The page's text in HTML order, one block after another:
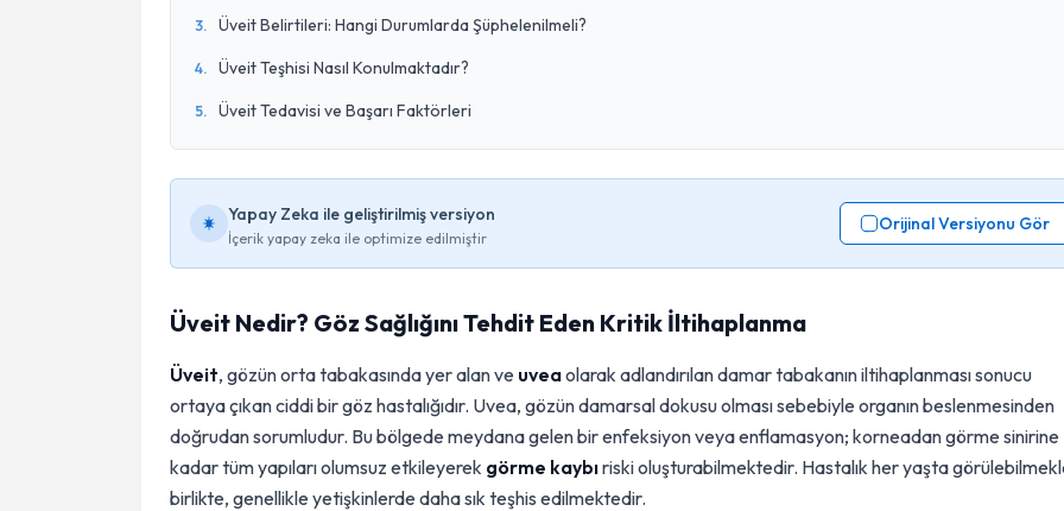
3. Üveit Belirtileri: Hangi Durumlarda Şüphelenilmeli?
4. Üveit Teşhisi Nasıl Konulmaktadır?
5. Üveit Tedavisi ve Başarı Faktörleri
Yapay Zeka ile geliştirilmiş versiyon
İçerik yapay zeka ile optimize edilmiştir
Orijinal Versiyonu Gör
Üveit Nedir? Göz Sağlığını Tehdit Eden Kritik İltihaplanma
Üveit, gözün orta tabakasında yer alan ve uveaolarak adlandırılan damar tabakanın iltihaplanması sonucu
ortaya çıkan ciddi bir göz hastalığıdır. Uvea, gözün damarsal dokusu olması sebebiyle organın beslenmesinden
doğrudan sorumludur. Bu bölgede meydana gelen bir enfeksiyon veya enflamasyon; korneadan görme sinirine
kadar tüm yapıları olumsuz etkileyerek görme kaybıriski oluşturabilmektedir. Hastalık her yaşta
birlikte, genellikle yetişkinlerde daha sık teşhis edilmektedir.